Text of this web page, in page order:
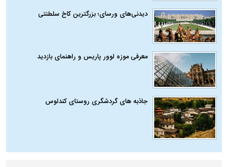
دیدنی‌های ورسای؛ بزرگترین کاخ سلطنتی
معرفی موزه لوور پاریس و راهنمای بازدید
جاذبه های گردشگری روستای کندلوس